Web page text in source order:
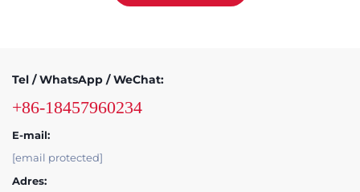
Tel / WhatsApp / WeChat:
+86-18457960234
E-mail:
[email protected]
Adres: